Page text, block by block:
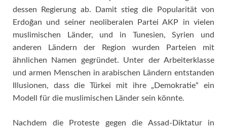
dessen Regierung ab. Damit stieg die Popularität von
Erdoğan und seiner neoliberalen Partei AKP in vielen
muslimischen Länder, und in Tunesien, Syrien und
anderen Ländern der Region wurden Parteien mit
ähnlichen Namen gegründet. Unter der Arbeiterklasse
und armen Menschen in arabischen Ländern entstanden
Illusionen, dass die Türkei mit ihre „Demokratie“ ein
Modell für die muslimischen Länder sein könnte.
Nachdem die Proteste gegen die Assad-Diktatur in